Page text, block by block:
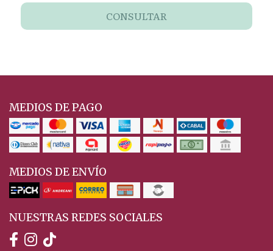
CONSULTAR
MEDIOS DE PAGO
MEDIOS DE ENVÍO
NUESTRAS REDES SOCIALES